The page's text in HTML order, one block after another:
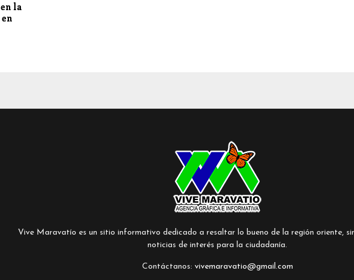
la
Vive Maravatío es un sitio informativo dedicado a resaltar lo bueno de la región oriente,
noticias de interés para la ciudadanía.
Contáctanos: vivemaravatio@gmail.com